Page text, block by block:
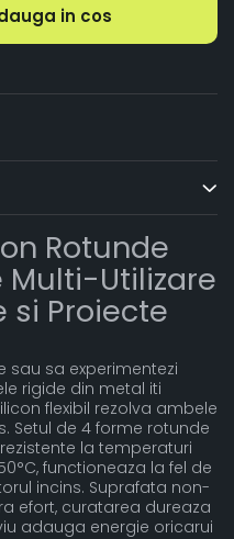
in cos
Rotunde
Utilizare
si Proiecte
sau sa experimentezi
rigide din metal iti
flexibil rezolva ambele
Setul de 4 forme rotunde
la temperaturi
functioneaza la fel de
incins. Suprafata non-
efort, curatarea dureaza
adauga energie oricarui